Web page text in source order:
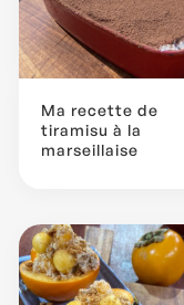
Ma recette de
tiramisu à la
marseillaise